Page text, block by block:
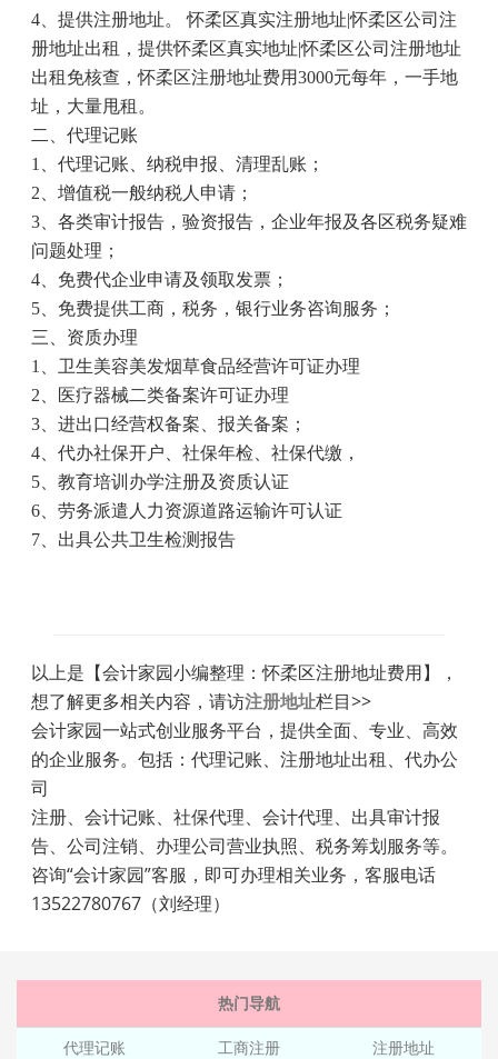
4 、提供注册地址。 怀柔区真实注册地址|怀柔区公司注
册地址出租，提供怀柔区真实地址|怀柔区公司注册地址
出租免核查，怀柔区注册地址费用3000元每年，一手地
址，大量甩租。
二、代理记账
1
、代理记账、纳税申报、清理乱账；
2 、增值税一般纳税人申请；
3 、各类审计报告，验资报告，企业年报及各区税务疑难
问题处理；
4 、免费代企业申请及领取发票；
5 、免费提供工商，税务，银行业务咨询服务；
三、资质办理
1
、卫生美容美发烟草食品经营许可证办理
2 、医疗器械二类备案许可证办理
3 、进出口经营权备案、报关备案；
4 、代办社保开户、社保年检、社保代缴，
5 、教育培训办学注册及资质认证
6 、劳务派遣人力资源道路运输许可认证
7 、出具公共卫生检测报告
以上是【会计家园小编整理：怀柔区注册地址费用】，
想了解更多相关内容，请访注册地址栏目>>
会计家园一站式创业服务平台，提供全面、专业、高效
的企业服务。包括：代理记账、注册地址出租、代办公
司
注册、会计记账、社保代理、会计代理、出具审计报
告、公司注销、办理公司营业执照、税务筹划服务等。
咨询“会计家园”客服，即可办理相关业务，客服电话
13522780767（刘经理）
热门导航
代理记账 工商注册
注册地址